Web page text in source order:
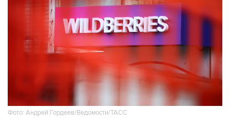
Фото: Андрей Гордеев/Ведомости/ТАСС